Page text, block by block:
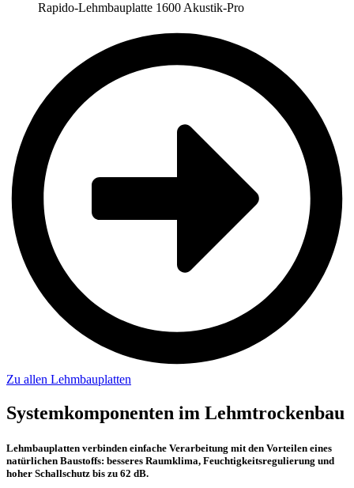
Rapido-Lehmbauplatte 1600 Akustik-Pro​
Zu allen Lehmbauplatten
Systemkomponenten im Lehmtrockenbau
Lehmbauplatten verbinden einfache Verarbeitung mit den Vorteilen eines
natürlichen Baustoffs: besseres Raumklima, Feuchtigkeitsregulierung und
hoher Schallschutz bis zu 62 dB.